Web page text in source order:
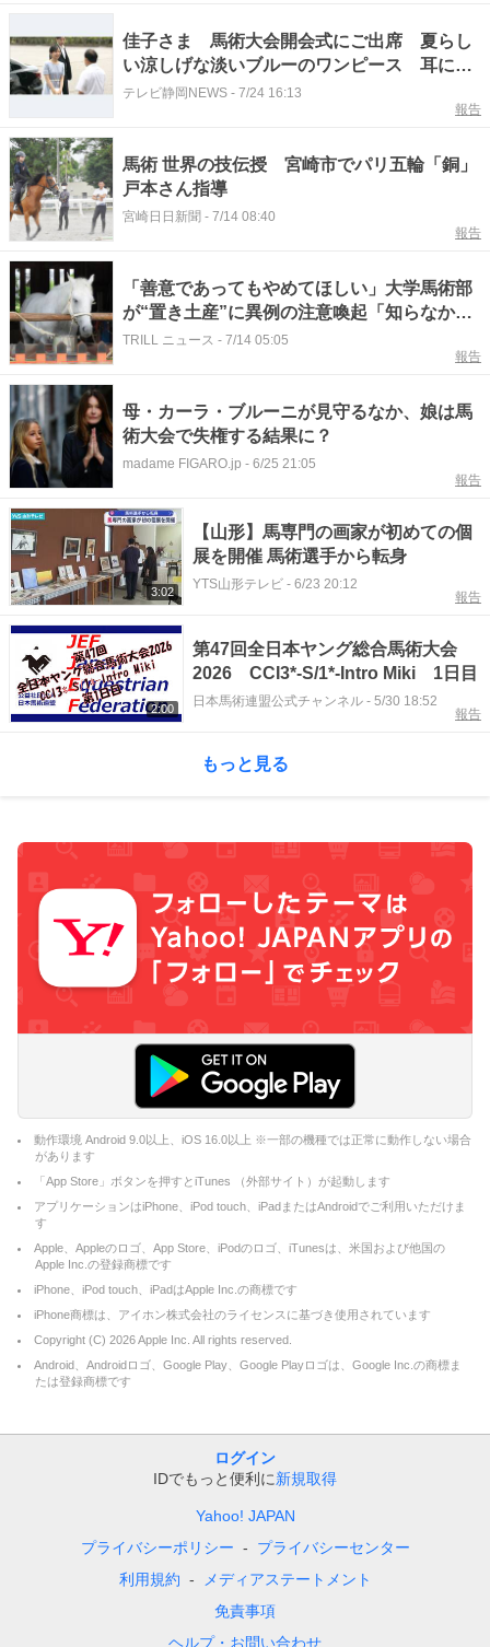
佳子さま 馬術大会開会式にご出席 夏らし
い涼しげな淡いブルーのワンピース 耳には
楕円形でリング状の透明感のあるアクセサリ
テレビ静岡NEWS - 7/24 16:13
報告
馬術 世界の技伝授 宮崎市でパリ五輪「銅」
戸本さん指導
宮崎日日新聞 - 7/14 08:40
報告
「善意であってもやめてほしい」大学馬術部
が“置き土産”に異例の注意喚起「知らなかっ
たでは済まされない」
TRILL ニュース - 7/14 05:05
報告
母・カーラ・ブルーニが見守るなか、娘は馬
術大会で失権する結果に？
madame FIGARO.jp - 6/25 21:05
報告
3:02
【山形】馬専門の画家が初めての個
展を開催 馬術選手から転身
YTS山形テレビ - 6/23 20:12
報告
2:00
第47回全日本ヤング総合馬術大会
2026 CCI3*-S/1*-Intro Miki 1日目
日本馬術連盟公式チャンネル - 5/30 18:52
報告
もっと見る
動作環境 Android 9.0以上、iOS 16.0以上 ※一部の機種では正常に動作しない場合
があります
「App Store」ボタンを押すとiTunes （外部サイト）が起動します
アプリケーションはiPhone、iPod touch、iPadまたはAndroidでご利用いただけま
す
Apple、Appleのロゴ、App Store、iPodのロゴ、iTunesは、米国および他国の
Apple Inc.の登録商標です
iPhone、iPod touch、iPadはApple Inc.の商標です
iPhone商標は、アイホン株式会社のライセンスに基づき使用されています
Copyright (C) 2026Apple Inc. All rights reserved.
Android、Androidロゴ、Google Play、Google Playロゴは、Google Inc.の商標ま
たは登録商標です
ログイン
IDでもっと便利に新規取得
Yahoo! JAPAN
プライバシーポリシー
プライバシーセンター
利用規約
メディアステートメント
免責事項
ヘルプ・お問い合わせ